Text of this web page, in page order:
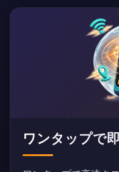
ワンタップで